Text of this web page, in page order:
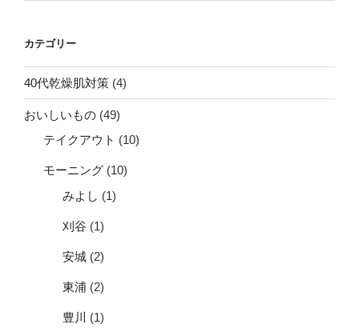
カテゴリー
40代乾燥肌対策 (4)
おいしいもの (49)
テイクアウト (10)
モーニング (10)
みよし (1)
刈谷 (1)
安城 (2)
東浦 (2)
豊川 (1)